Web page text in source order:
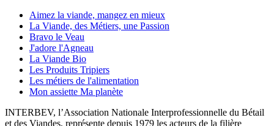
Aimez la viande, mangez en mieux
La Viande, des Métiers, une Passion
Bravo le Veau
J'adore l'Agneau
La Viande Bio
Les Produits Tripiers
Les métiers de l'alimentation
Mon assiette Ma planète
INTERBEV, l’Association Nationale Interprofessionnelle du Bétail
et des Viandes, représente depuis 1979 les acteurs de la filière